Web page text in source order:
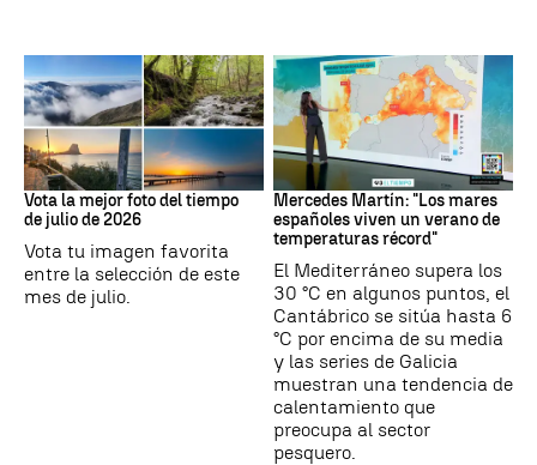
Tus imágenes
Vota la mejor foto del tiempo
de julio de 2026
Vota tu imagen favorita
entre la selección de este
mes de julio.
Mares
Mercedes Martín: "Los mares
españoles viven un verano de
temperaturas récord"
El Mediterráneo supera los
30 °C en algunos puntos, el
Cantábrico se sitúa hasta 6
°C por encima de su media
y las series de Galicia
muestran una tendencia de
calentamiento que
preocupa al sector
pesquero.